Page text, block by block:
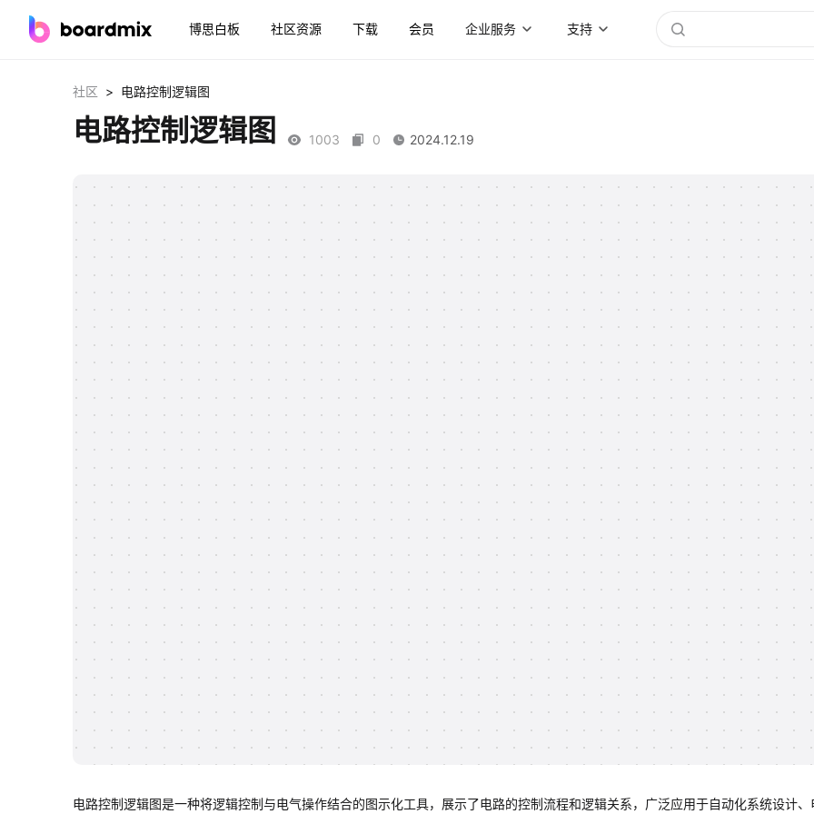
博思白板 社区资源 下载 会员 企业服务 支持
社区 > 电路控制逻辑图
电路控制逻辑图 1003 0 2024.12.19
电路控制逻辑图是一种将逻辑控制与电气操作结合的图示化工具，展示了电路的控制流程和逻辑关系，广泛应用于自动化系统设计、